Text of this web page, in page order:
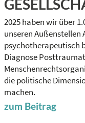
2025 haben wir über
unseren Außenstellen
psychotherapeutisch
Diagnose
die politische
machen.
zum Beitrag